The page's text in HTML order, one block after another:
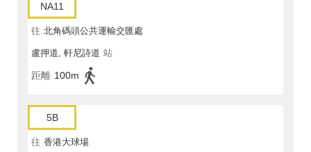
NA11
往 北角碼頭公共運輸交匯處
盧押道, 軒尼詩道 站
距離 100m
5B
往 香港大球場